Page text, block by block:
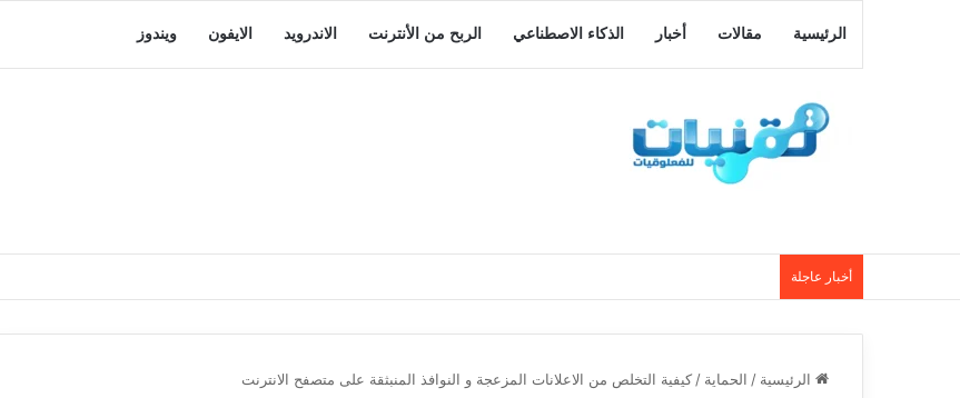
الرئيسية مقالات أخبار الذكاء الاصطناعي الربح من الأنترنت الاندرويد الايفون ويندوز
أخبار عاجلة
الرئيسية / الحماية / كيفية التخلص من الاعلانات المزعجة و النوافذ المنبثقة على متصفح الانترنت